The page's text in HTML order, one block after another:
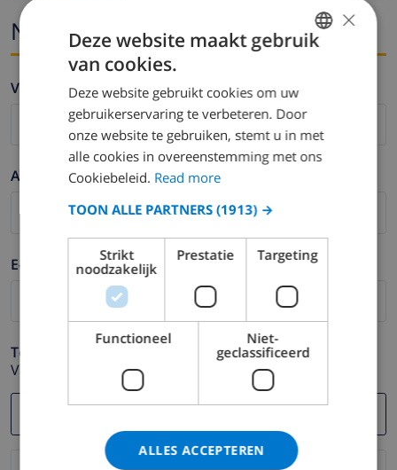
Naam en email
Voornaam *
Achternaam *
E-mail *
Telefoonnummer *
Voor het geval dat uw e-mail adres niet correct werkt.
DUTCH
SPANISH
CATALAN
ITALIAN
NORWEGIAN
×
Deze website maakt gebruik
van cookies.
Deze website gebruikt cookies om uw
gebruikerservaring te verbeteren. Door
onze website te gebruiken, stemt u in met
alle cookies in overeenstemming met ons
Cookiebeleid. Read more
TOON ALLE PARTNERS (1913) →
Strikt
noodzakelijk
Prestatie Targeting
Functioneel
Niet-
geclassificeerd
ALLES ACCEPTEREN